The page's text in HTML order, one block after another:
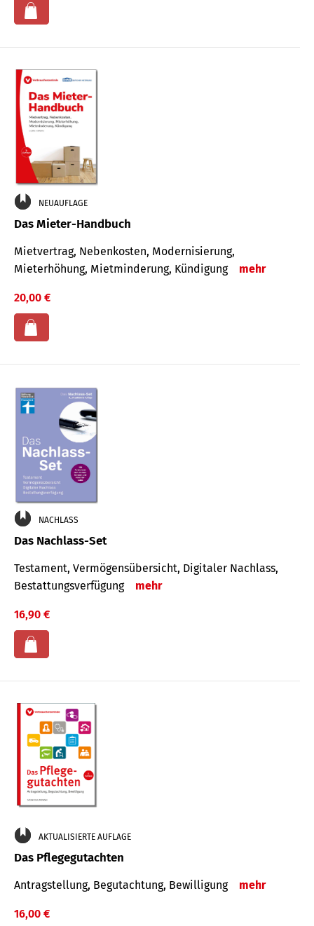
NEUAUFLAGE
Das Mieter-Handbuch
Mietvertrag, Nebenkosten, Modernisierung,
Mieterhöhung, Mietminderung, Kündigung
mehr
20,00 €
NACHLASS
Das Nachlass-Set
Testament, Vermögens­übersicht, Digitaler Nach­lass,
Bestat­tungs­ver­fügung
mehr
16,90 €
AKTUALISIERTE AUFLAGE
Das Pflegegutachten
Antragstellung, Begutachtung, Bewilligung mehr
16,00 €